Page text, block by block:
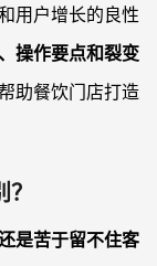
用户增长的良性
操作要点和裂变
助餐饮门店打造
是苦于留不住客